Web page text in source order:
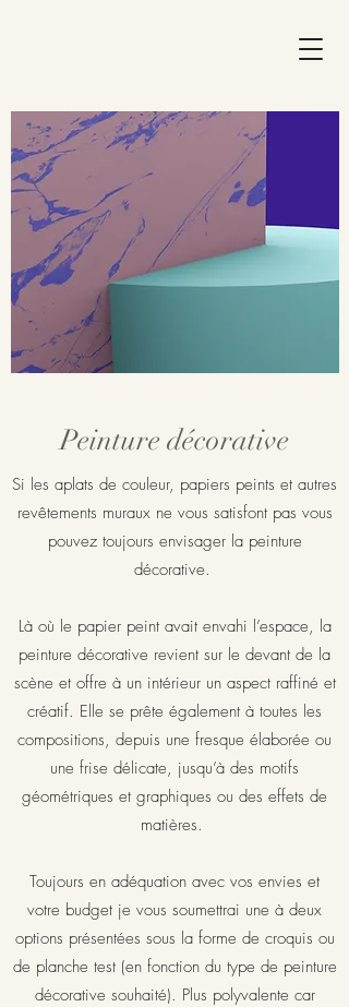
Peinture décorative
Si les aplats de couleur, papiers peints et autres
revêtements muraux ne vous satisfont pas vous
pouvez toujours envisager la peinture
décorative.
Là où le papier peint avait envahi l’espace, la
peinture décorative revient sur le devant de la
scène et offre à un intérieur un aspect raffiné et
créatif. Elle se prête également à toutes les
compositions, depuis une fresque élaborée ou
une frise délicate, jusqu’à des motifs
géométriques et graphiques ou des effets de
matières.
Toujours en adéquation avec vos envies et
votre budget je vous soumettrai une à deux
options présentées sous la forme de croquis ou
de planche test (en fonction du type de peinture
décorative souhaité). Plus polyvalente car